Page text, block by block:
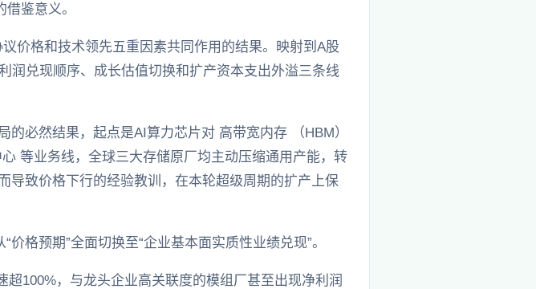
鉴意义。
价格和技术领先五重因素共同作用的结果。映射到A股
润兑现顺序、成长估值切换和扩产资本支出外溢三条线
必然结果，起点是AI算力芯片对 高带宽内存 （HBM）
等业务线，全球三大存储原厂均主动压缩通用产能，转
导致价格下行的经验教训，在本轮超级周期的扩产上保
格预期”全面切换至“企业基本面实质性业绩兑现”。
100%，与龙头企业高关联度的模组厂甚至出现净利润